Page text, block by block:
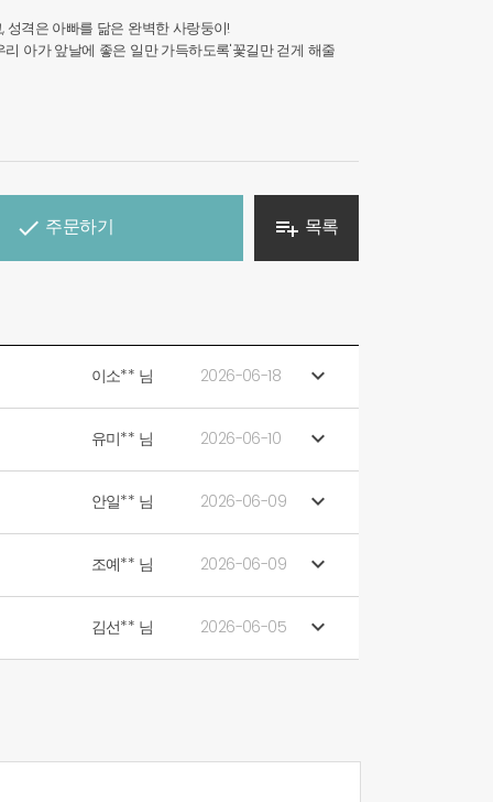
성격은 아빠를 닮은 완벽한 사랑둥이!
아가 앞날에 좋은 일만 가득하도록'꽃길만 걷게 해줄
 주문하기  목록
이소** 님 2026-06-18 
유미** 님 2026-06-10 
안일** 님 2026-06-09 
조예** 님 2026-06-09 
김선** 님 2026-06-05 